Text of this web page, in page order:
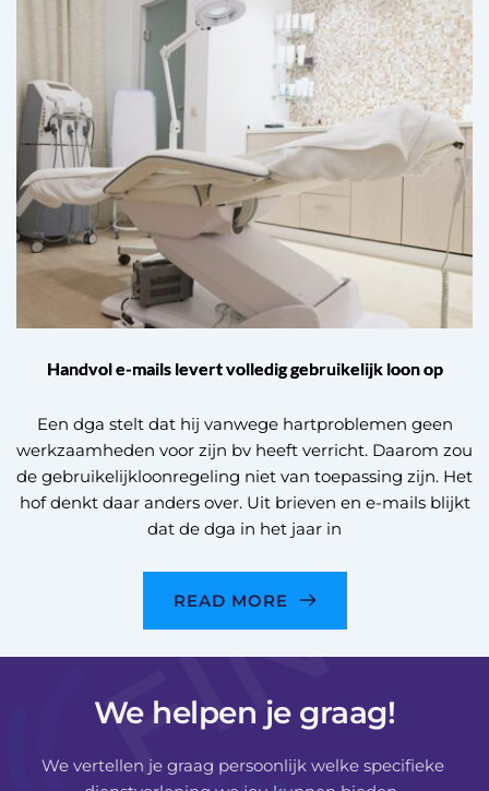
Handvol e-mails levert volledig gebruikelijk loon op
Een dga stelt dat hij vanwege hartproblemen geen
werkzaamheden voor zijn bv heeft verricht. Daarom zou
de gebruikelijkloonregeling niet van toepassing zijn. Het
hof denkt daar anders over. Uit brieven en e-mails blijkt
dat de dga in het jaar in
READ MORE
We helpen je graag!
We vertellen je graag persoonlijk welke specifieke